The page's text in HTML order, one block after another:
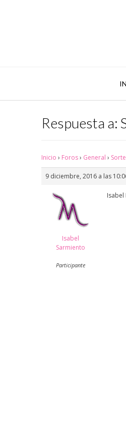
Respuesta a:
Inicio › Foros› General ›
9 diciembre, 2016 a las
Isabel
Sarmiento
Participante